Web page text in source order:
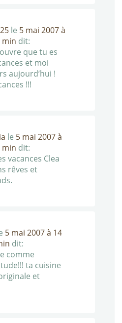
le 5 mai 2007 à
min dit:
que tu es
et moi
aujourd’hui !
!!!
le 5 mai 2007 à
min dit:
vacances Clea
rêves et
5 mai 2007 à 14
dit:
comme
ta cuisine
et